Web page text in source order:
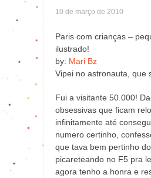
10 de março de 2010
Paris com crianças –
ilustrado!
by: Mari Bz
Vipei no astronauta, que
Fui a visitante 50.000!
obsessivas que ficam
infinitamente até
numero certinho,
que tava bem pertinho
picareteando no F5 pra
agora tenho a honra e